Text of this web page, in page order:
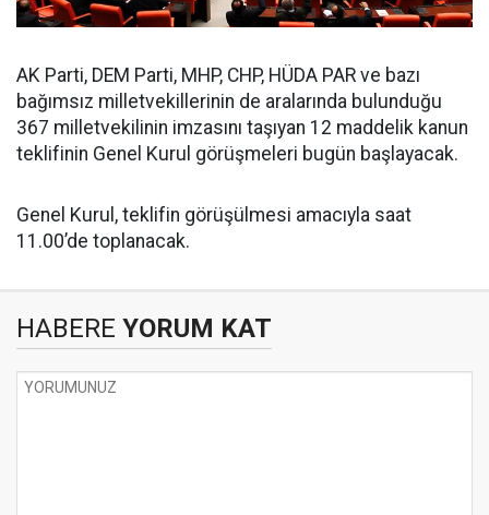
AK Parti, DEM Parti, MHP, CHP, HÜDA PAR ve bazı
bağımsız milletvekillerinin de aralarında bulunduğu
367 milletvekilinin imzasını taşıyan 12 maddelik kanun
teklifinin Genel Kurul görüşmeleri bugün başlayacak.
Genel Kurul, teklifin görüşülmesi amacıyla saat
11.00’de toplanacak.
HABERE YORUM KAT